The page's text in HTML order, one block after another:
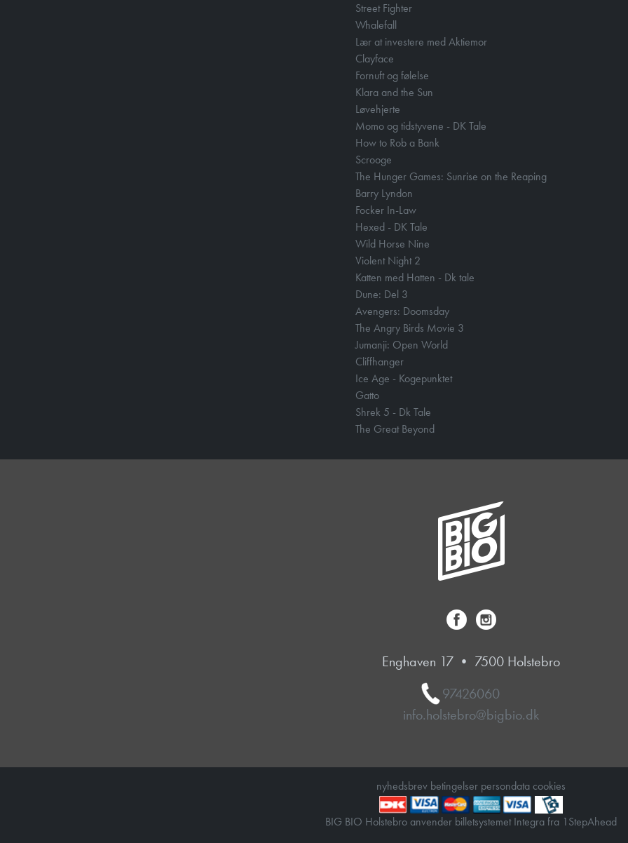
Street Fighter
Whalefall
Lær at investere med Aktiemor
Clayface
Fornuft og følelse
Klara and the Sun
Løvehjerte
Momo og tidstyvene - DK Tale
How to Rob a Bank
Scrooge
The Hunger Games: Sunrise on the Reaping
Barry Lyndon
Focker In-Law
Hexed - DK Tale
Wild Horse Nine
Violent Night 2
Katten med Hatten - Dk tale
Dune: Del 3
Avengers: Doomsday
The Angry Birds Movie 3
Jumanji: Open World
Cliffhanger
Ice Age - Kogepunktet
Gatto
Shrek 5 - Dk Tale
The Great Beyond
Enghaven 17 • 7500 Holstebro
97426060
info.holstebro@bigbio.dk
nyhedsbrev betingelser persondatacookies
BIG BIO Holstebro anvender billetsystemet Integrafra 1StepAhead